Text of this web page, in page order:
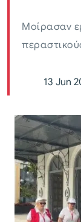
Μοίρασαν
13 Jun